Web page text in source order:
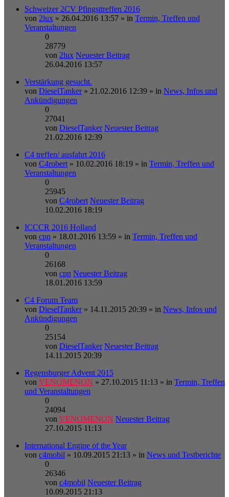
Schweizer 2CV Pfingsttreffen 2016
von 2lux » 26.04.2016 13:57 » in Termin, Treffen und
Veranstaltungen
0
28779
von 2lux Neuester Beitrag
26.04.2016 13:57
Verstärkung gesucht.
von DieselTanker » 21.02.2016 12:39 » in News, Infos und
Ankündigungen
0
27041
von DieselTanker Neuester Beitrag
21.02.2016 12:39
C4 treffen/ ausfahrt 2016
von C4robert» 10.02.2016 18:19 » in Termin, Treffen und
Veranstaltungen
0
25945
von C4robert Neuester Beitrag
10.02.2016 18:19
ICCCR 2016 Holland
von cpn » 18.01.2016 13:59 » in Termin, Treffen und
Veranstaltungen
0
26168
von cpn Neuester Beitrag
18.01.2016 13:59
C4 Forum Team
von DieselTanker » 14.11.2015 20:39 » in News, Infos und
Ankündigungen
0
25154
von DieselTanker Neuester Beitrag
14.11.2015 20:39
Regensburger Advent 2015
von VENOMENON » 27.10.2015 11:13 » in Termin, Treffen
und Veranstaltungen
0
24094
von VENOMENON Neuester Beitrag
27.10.2015 11:13
International Engine of the Year
von c4mobil » 10.09.2015 21:13 » in News und Testberichte
0
26346
von c4mobil Neuester Beitrag
10.09.2015 21:13